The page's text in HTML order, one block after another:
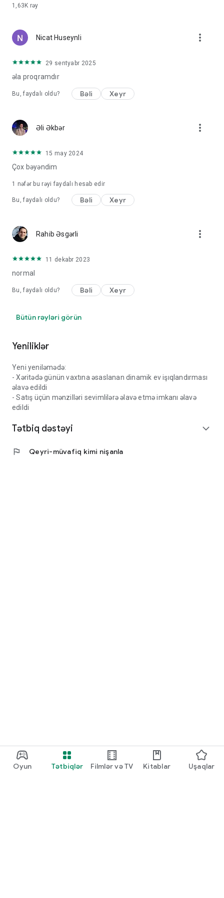
Oyun Tətbiqlər Filmlər və TV Kitablar Uşaqlar
1,63K rəy
Nicat Huseynli more_vert
29 sentyabr 2025
əla proqramdır
Bu, faydalı oldu? Bəli Xeyr
Əli Əkbər more_vert
15 may 2024
Çox bəyəndim
1 nəfər bu rəyi faydalı hesab edir
Bu, faydalı oldu? Bəli Xeyr
Rahib Əsgərli more_vert
11 dekabr 2023
normal
Bu, faydalı oldu? Bəli Xeyr
Bütün rəyləri görün
Yeniliklər
Yeni yeniləmədə:
- Xəritədə günün vaxtına əsaslanan dinamik ev işıqlandırması
əlavə edildi
- Satış üçün mənzilləri sevimlilərə əlavə etmə imkanı əlavə
edildi
Tətbiq dəstəyi expand_more
flag Qeyri-müvafiq kimi nişanla